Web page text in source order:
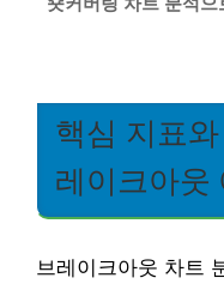
핵심 지표
레이크아웃
브레이크아웃 차트